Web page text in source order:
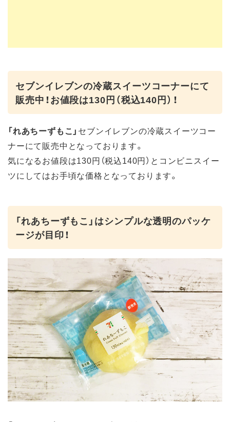
セブンイレブンの冷蔵スイーツコーナーにて
販売中！お値段は130円（税込140円）！
「れあちーずもこ」 セブンイレブンの冷蔵スイーツコー
ナーにて販売中となっております。
気になるお値段は130円（税込140円）とコンビニスイー
ツにしてはお手頃な価格となっております。
「れあちーずもこ」はシンプルな透明のパッケ
ージが目印！